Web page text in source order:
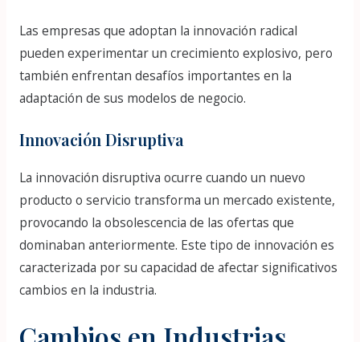
Las empresas que adoptan la innovación radical
pueden experimentar un crecimiento explosivo, pero
también enfrentan desafíos importantes en la
adaptación de sus modelos de negocio.
Innovación Disruptiva
La innovación disruptiva ocurre cuando un nuevo
producto o servicio transforma un mercado existente,
provocando la obsolescencia de las ofertas que
dominaban anteriormente. Este tipo de innovación es
caracterizada por su capacidad de afectar significativos
cambios en la industria.